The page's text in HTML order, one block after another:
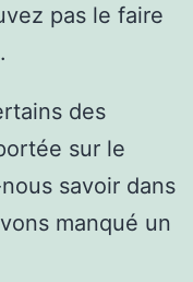
pas le faire
des
sur le
savoir dans
manqué un